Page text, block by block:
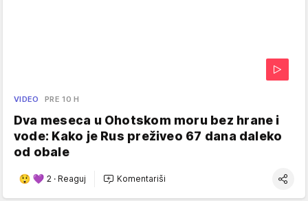
VIDEO PRE 10 H
Dva meseca u Ohotskom moru bez hrane i
vode: Kako je Rus preživeo 67 dana daleko
od obale
2 · Reaguj Komentariši